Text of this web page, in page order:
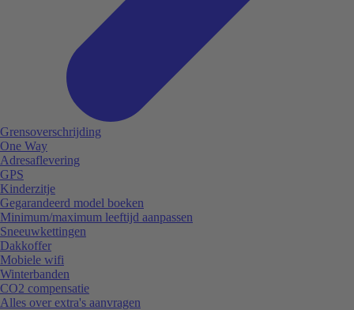
Grensoverschrijding
One Way
Adresaflevering
GPS
Kinderzitje
Gegarandeerd model boeken
Minimum/maximum leeftijd aanpassen
Sneeuwkettingen
Dakkoffer
Mobiele wifi
Winterbanden
CO2 compensatie
Alles over extra's aanvragen